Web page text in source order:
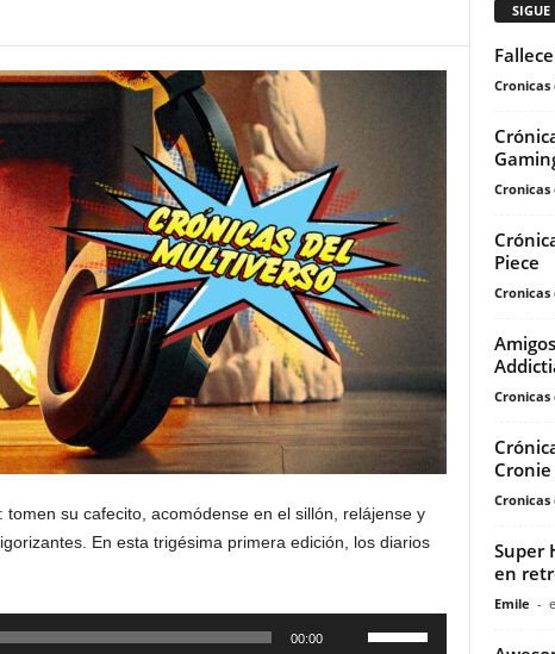
su cafecito, acomódense en el sillón, relájense y
En esta trigésima primera edición, los diarios
00:00
SIGUE
Piece
Super
en
Emile -